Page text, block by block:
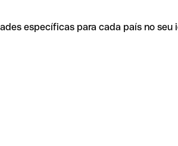
específicas para cada país no seu